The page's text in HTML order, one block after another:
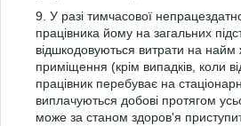
9. У разі тимчасової
працівника йому на загальних
відшкодовуються витрати на найм
приміщення (крім випадків, коли
працівник перебуває на
виплачуються добові протягом
може за станом здоров'я